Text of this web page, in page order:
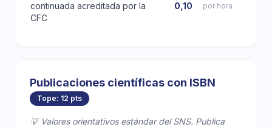
continuada acreditada por la
CFC
0,10 por hora
Publicaciones científicas con ISBN
Tope: 12 pts
💡 Valores orientativos estándar del SNS. Publica